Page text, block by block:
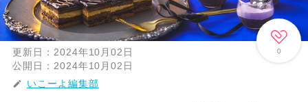
0
更新日： 2024年10月02日
公開日： 2024年10月02日
いこーよ編集部